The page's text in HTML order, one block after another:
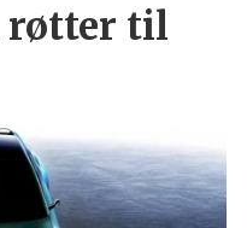
røtter til